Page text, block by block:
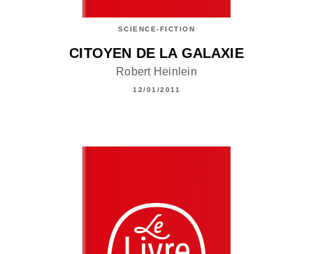
SCIENCE-FICTION
CITOYEN DE LA GALAXIE
Robert Heinlein
12/01/2011